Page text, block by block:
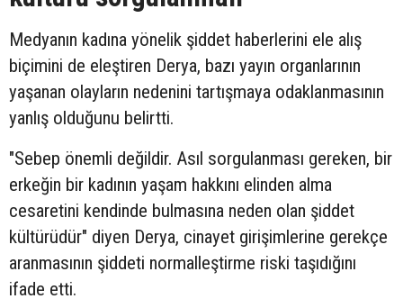
Medyanın kadına yönelik şiddet haberlerini ele alış
biçimini de eleştiren Derya, bazı yayın organlarının
yaşanan olayların nedenini tartışmaya odaklanmasının
yanlış olduğunu belirtti.
"Sebep önemli değildir. Asıl sorgulanması gereken, bir
erkeğin bir kadının yaşam hakkını elinden alma
cesaretini kendinde bulmasına neden olan şiddet
kültürüdür" diyen Derya, cinayet girişimlerine gerekçe
aranmasının şiddeti normalleştirme riski taşıdığını
ifade etti.